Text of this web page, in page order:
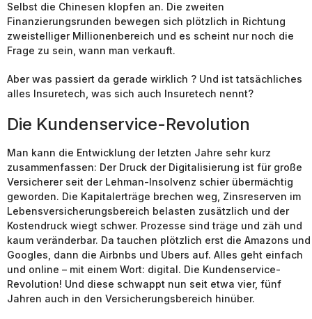
Selbst die Chinesen klopfen an. Die zweiten
Finanzierungsrunden bewegen sich plötzlich in Richtung
zweistelliger Millionenbereich und es scheint nur noch die
Frage zu sein, wann man verkauft.
Aber was passiert da gerade wirklich ? Und ist tatsächliches
alles Insuretech, was sich auch Insuretech nennt?
Die Kundenservice-Revolution
Man kann die Entwicklung der letzten Jahre sehr kurz
zusammenfassen: Der Druck der Digitalisierung ist für große
Versicherer seit der Lehman-Insolvenz schier übermächtig
geworden. Die Kapitalerträge brechen weg, Zinsreserven im
Lebensversicherungsbereich belasten zusätzlich und der
Kostendruck wiegt schwer. Prozesse sind träge und zäh und
kaum veränderbar. Da tauchen plötzlich erst die Amazons und
Googles, dann die Airbnbs und Ubers auf. Alles geht einfach
und online – mit einem Wort: digital. Die Kundenservice-
Revolution! Und diese schwappt nun seit etwa vier, fünf
Jahren auch in den Versicherungsbereich hinüber.